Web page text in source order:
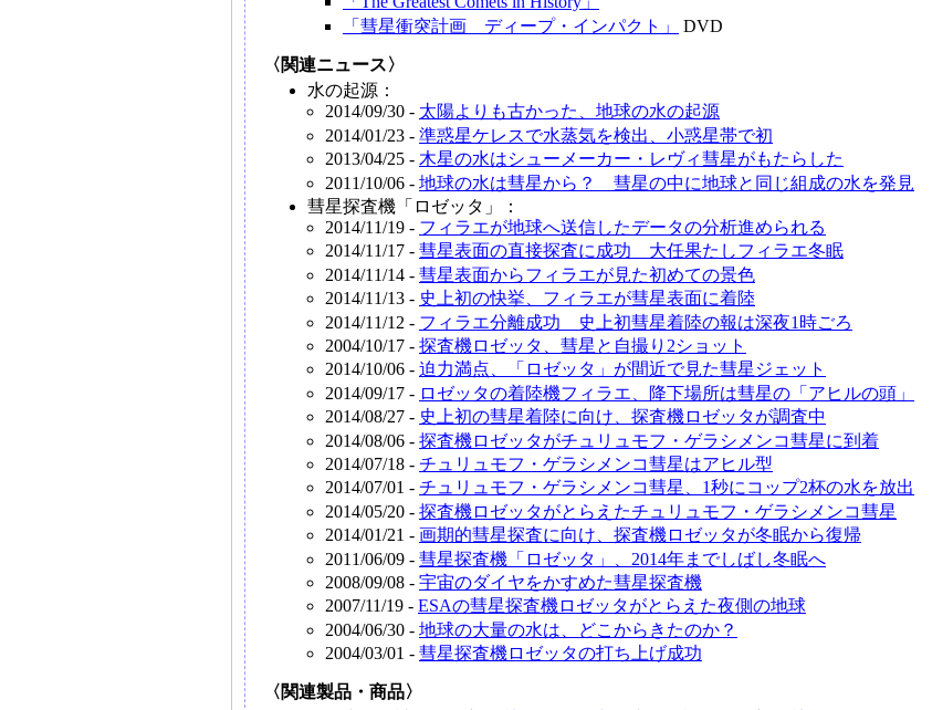
「彗星衝突計画 ディープ・インパクト」
DVD
〈関連ニュース〉
水の起源：
2014/09/30 - 太陽よりも古かった、地球の水の起源
2014/01/23 - 準惑星ケレスで水蒸気を検出、小惑星帯で初
2013/04/25 - 木星の水はシューメーカー・レヴィ彗星がもたらした
2011/10/06 - 地球の水は彗星から？ 彗星の中に地球と同じ組成の水を発見
彗星探査機「ロゼッタ」：
2014/11/19 - フィラエが地球へ送信したデータの分析進められる
2014/11/17 - 彗星表面の直接探査に成功 大任果たしフィラエ冬眠
2014/11/14 - 彗星表面からフィラエが見た初めての景色
2014/11/13 - 史上初の快挙、フィラエが彗星表面に着陸
2014/11/12 - フィラエ分離成功 史上初彗星着陸の報は深夜1時ごろ
2004/10/17 - 探査機ロゼッタ、彗星と自撮り2ショット
2014/10/06 - 迫力満点、「ロゼッタ」が間近で見た彗星ジェット
2014/09/17 - ロゼッタの着陸機フィラエ、降下場所は彗星の「アヒルの頭」
2014/08/27 - 史上初の彗星着陸に向け、探査機ロゼッタが調査中
2014/08/06 - 探査機ロゼッタがチュリュモフ・ゲラシメンコ彗星に到着
2014/07/18 - チュリュモフ・ゲラシメンコ彗星はアヒル型
2014/07/01 - チュリュモフ・ゲラシメンコ彗星、1秒にコップ2杯の水を放出
2014/05/20 - 探査機ロゼッタがとらえたチュリュモフ・ゲラシメンコ彗星
2014/01/21 - 画期的彗星探査に向け、探査機ロゼッタが冬眠から復帰
2011/06/09 - 彗星探査機「ロゼッタ」、2014年までしばし冬眠へ
2008/09/08 - 宇宙のダイヤをかすめた彗星探査機
2007/11/19 - ESAの彗星探査機ロゼッタがとらえた夜側の地球
2004/06/30 - 地球の大量の水は、どこからきたのか？
2004/03/01 - 彗星探査機ロゼッタの打ち上げ成功
〈関連製品・商品〉